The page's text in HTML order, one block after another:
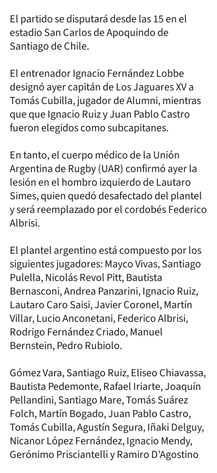
El partido se disputará desde las 15 en el
estadio San Carlos de Apoquindo de
Santiago de Chile.
El entrenador Ignacio Fernández Lobbe
designó ayer capitán de Los Jaguares XV a
Tomás Cubilla, jugador de Alumni, mientras
que que Ignacio Ruiz y Juan Pablo Castro
fueron elegidos como subcapitanes.
En tanto, el cuerpo médico de la Unión
Argentina de Rugby (UAR) confirmó ayer la
lesión en el hombro izquierdo de Lautaro
Simes, quien quedó desafectado del plantel
y será reemplazado por el cordobés Federico
Albrisi.
El plantel argentino está compuesto por los
siguientes jugadores: Mayco Vivas, Santiago
Pulella, Nicolás Revol Pitt, Bautista
Bernasconi, Andrea Panzarini, Ignacio Ruiz,
Lautaro Caro Saisi, Javier Coronel, Martín
Villar, Lucio Anconetani, Federico Albrisi,
Rodrigo Fernández Criado, Manuel
Bernstein, Pedro Rubiolo.
Gómez Vara, Santiago Ruiz, Eliseo Chiavassa,
Bautista Pedemonte, Rafael Iriarte, Joaquín
Pellandini, Santiago Mare, Tomás Suárez
Folch, Martín Bogado, Juan Pablo Castro,
Tomás Cubilla, Agustín Segura, Iñaki Delguy,
Nicanor López Fernández, Ignacio Mendy,
Gerónimo Prisciantelli y Ramiro D'Agostino